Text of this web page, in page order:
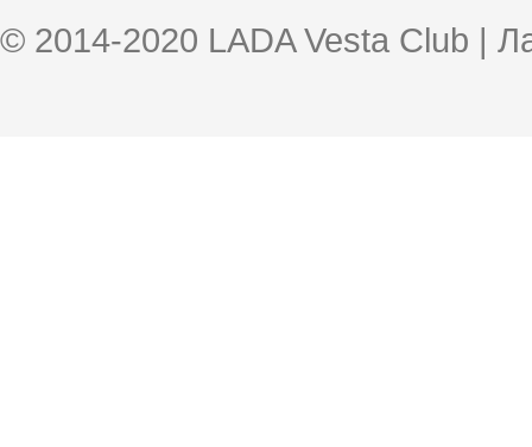
© 2014-2020 LADA Vesta Club |